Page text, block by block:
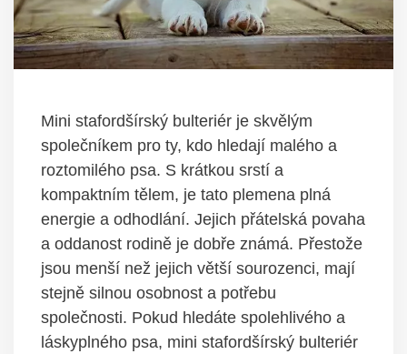
Mini stafordšírský bulteriér je skvělým
společníkem pro ty, kdo hledají malého a
roztomilého psa. S krátkou srstí a
kompaktním tělem, je tato plemena plná
energie a odhodlání. Jejich přátelská povaha
a oddanost rodině je dobře známá. Přestože
jsou menší než jejich větší sourozenci, mají
stejně silnou osobnost a potřebu
společnosti. Pokud hledáte spolehlivého a
láskyplného psa, mini stafordšírský bulteriér